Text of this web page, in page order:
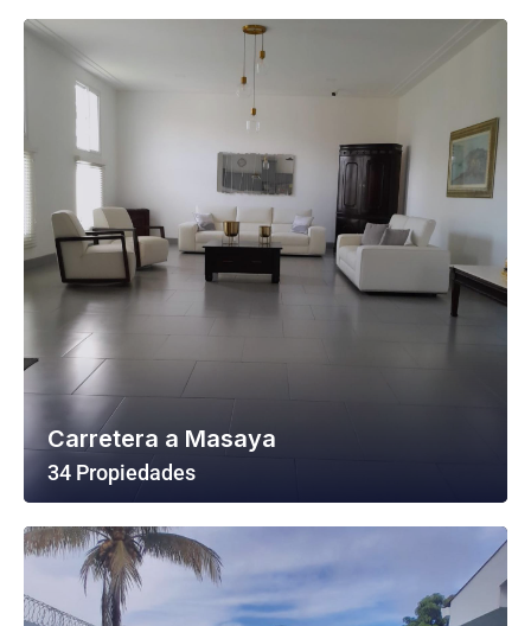
Ver Todas Las Propiedades
Carretera a Masaya
34 Propiedades
Ver Todas Las Propiedades